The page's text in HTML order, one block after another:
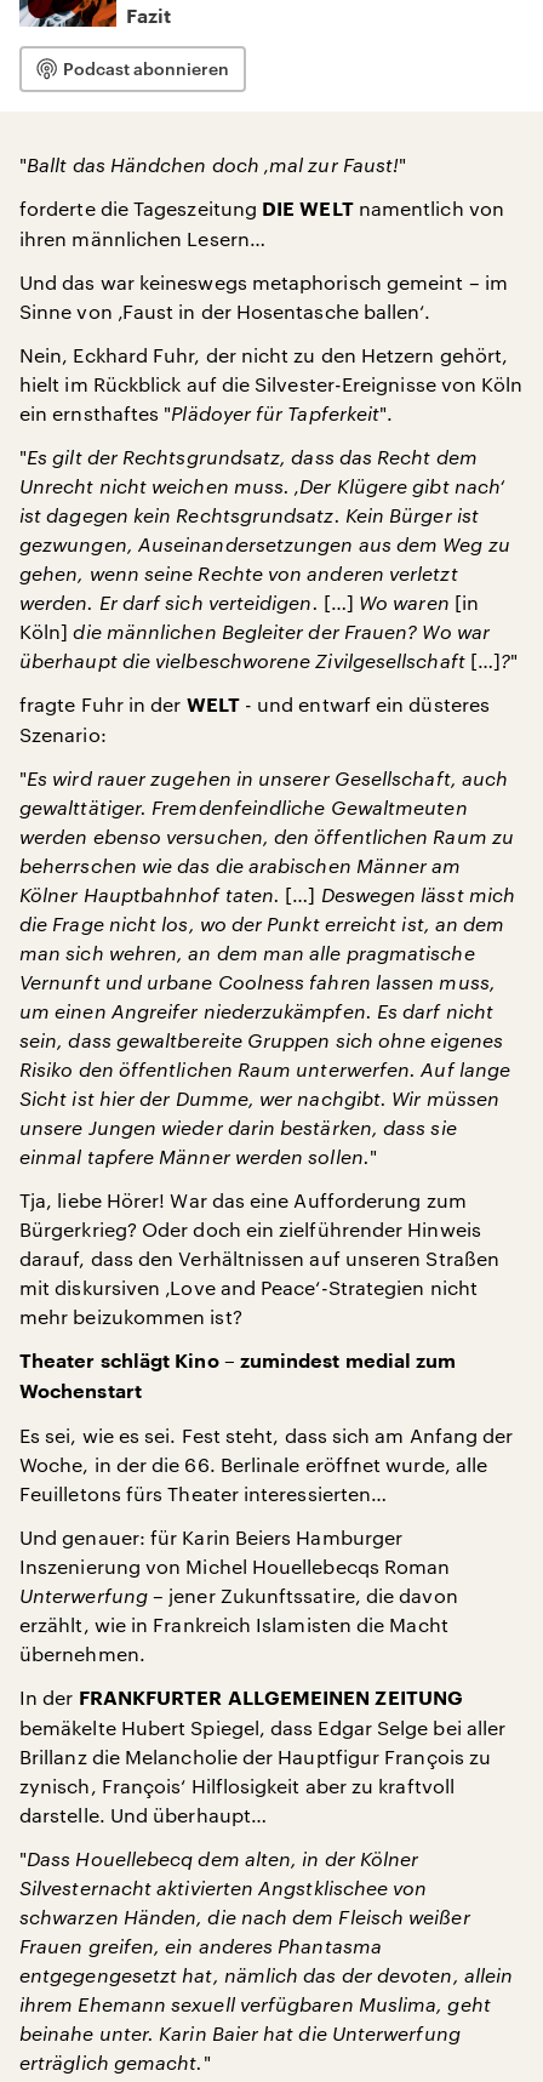
Fazit
Podcast abonnieren
"Ballt das Händchen doch ‚mal zur Faust!"
forderte die Tageszeitung DIE WELTnamentlich von
ihren männlichen Lesern…
Und das war keineswegs metaphorisch gemeint – im
Sinne von ‚Faust in der Hosentasche ballen‘.
Nein, Eckhard Fuhr, der nicht zu den Hetzern gehört,
hielt im Rückblick auf die Silvester-Ereignisse von Köln
ein ernsthaftes "Plädoyer für Tapferkeit".
"Es gilt der Rechtsgrundsatz, dass das Recht dem
Unrecht nicht weichen muss. ‚Der Klügere gibt nach‘
ist dagegen kein Rechtsgrundsatz. Kein Bürger ist
gezwungen, Auseinandersetzungen aus dem Weg zu
gehen, wenn seine Rechte von anderen verletzt
werden. Er darf sich verteidigen. […] Wo waren [in
Köln] die männlichen Begleiter der Frauen? Wo war
überhaupt die vielbeschworene Zivilgesellschaft […]?"
fragte Fuhr in der WELT - und entwarf ein düsteres
Szenario:
"Es wird rauer zugehen in unserer Gesellschaft, auch
gewalttätiger. Fremdenfeindliche Gewaltmeuten
werden ebenso versuchen, den öffentlichen Raum zu
beherrschen wie das die arabischen Männer am
Kölner Hauptbahnhof taten. […] Deswegen lässt mich
die Frage nicht los, wo der Punkt erreicht ist, an dem
man sich wehren, an dem man alle pragmatische
Vernunft und urbane Coolness fahren lassen muss,
um einen Angreifer niederzukämpfen. Es darf nicht
sein, dass gewaltbereite Gruppen sich ohne eigenes
Risiko den öffentlichen Raum unterwerfen. Auf lange
Sicht ist hier der Dumme, wer nachgibt. Wir müssen
unsere Jungen wieder darin bestärken, dass sie
einmal tapfere Männer werden sollen."
Tja, liebe Hörer! War das eine Aufforderung zum
Bürgerkrieg? Oder doch ein zielführender Hinweis
darauf, dass den Verhältnissen auf unseren Straßen
mit diskursiven ‚Love and Peace‘-Strategien nicht
mehr beizukommen ist?
Theater schlägt Kino – zumindest medial zum
Wochenstart
Es sei, wie es sei. Fest steht, dass sich am Anfang der
Woche, in der die 66. Berlinale eröffnet wurde, alle
Feuilletons fürs Theater interessierten…
Und genauer: für Karin Beiers Hamburger
Inszenierung von Michel Houellebecqs Roman
Unterwerfung– jener Zukunftssatire, die davon
erzählt, wie in Frankreich Islamisten die Macht
übernehmen.
In der FRANKFURTER ALLGEMEINEN ZEITUNG
bemäkelte Hubert Spiegel, dass Edgar Selge bei aller
Brillanz die Melancholie der Hauptfigur François zu
zynisch, François‘ Hilflosigkeit aber zu kraftvoll
darstelle. Und überhaupt…
"Dass Houellebecq dem alten, in der Kölner
Silvesternacht aktivierten Angstklischee von
schwarzen Händen, die nach dem Fleisch weißer
Frauen greifen, ein anderes Phantasma
entgegengesetzt hat, nämlich das der devoten, allein
ihrem Ehemann sexuell verfügbaren Muslima, geht
beinahe unter. Karin Baier hat die Unterwerfung
erträglich gemacht. "